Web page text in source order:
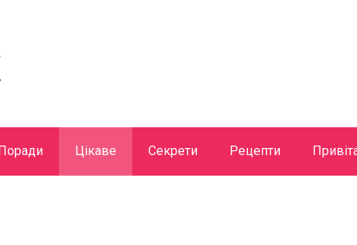
Цікаве Секрети Рецепти